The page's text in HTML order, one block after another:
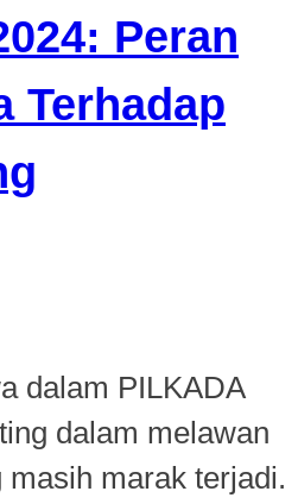
Peran
Terhadap
dalam PILKADA
dalam melawan
masih marak terjadi.